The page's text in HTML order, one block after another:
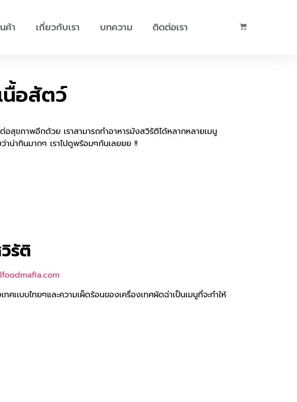
ค้า เกี่ยวกับเรา บทความ ติดต่อเรา
นื้อสัตว์
สุขภาพอีกด้วย เราสามารถทำอาหารมังสวิรัติได้หลากหลายเมนู
น่ากินมากๆ เราไปดูพร้อมๆกันเลยยย !!
รัติ
เบบไทยๆและความเผ็ดร้อนของเครื่องเทศผัดฉ่าเป็นเมนูที่จะทำให้